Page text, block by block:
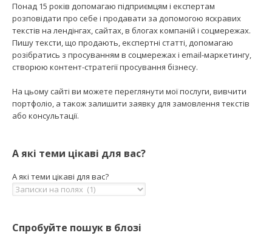
Понад 15 років допомагаю підприємцям і експертам
розповідати про себе і продавати за допомогою яскравих
текстів на лендінгах, сайтах, в блогах компаній і соцмережах.
Пишу тексти, що продають, експертні статті, допомагаю
розібратись з просуванням в соцмережах і email-маркетингу,
створюю контент-стратегії просування бізнесу.
На цьому сайті ви можете переглянути мої послуги, вивчити
портфоліо, а також залишити заявку для замовлення текстів
або консультації.
А які теми цікаві для вас?
А які теми цікаві для вас?
Спробуйте пошук в блозі